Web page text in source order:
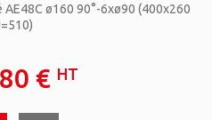
ø160 90°-6xø90 (400x260
€ HT